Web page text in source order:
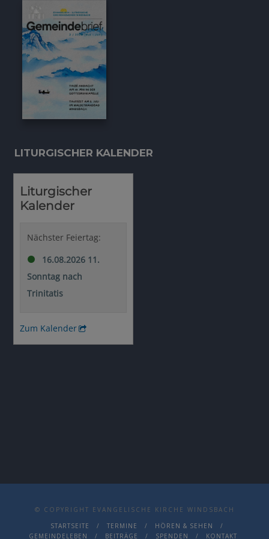
LITURGISCHER KALENDER
© COPYRIGHT EVANGELISCHE KIRCHE WINDSBACH
STARTSEITE
TERMINE
HÖREN & SEHEN
GEMEINDELEBEN
BEITRÄGE SPENDEN KONTAKT